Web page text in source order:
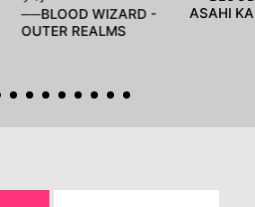
──BLOOD WIZARD -
OUTER REALMS
ASAHI